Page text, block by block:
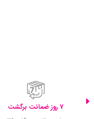
7 روز ضمانت برگشت